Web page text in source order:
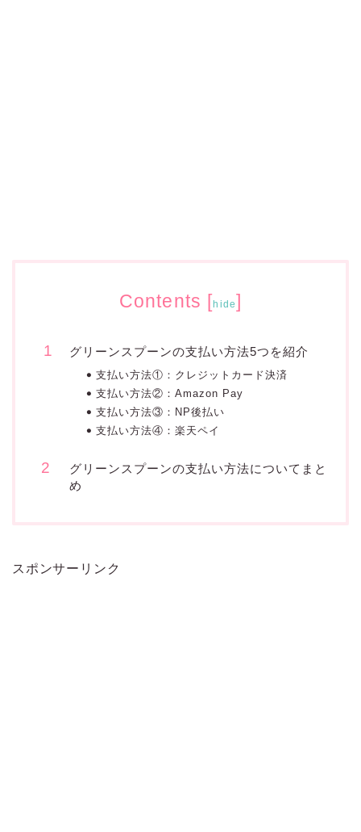
Contents [hide]
グリーンスプーンの支払い方法5つを紹介
支払い方法①：クレジットカード決済
支払い方法②：Amazon Pay
支払い方法③：NP後払い
支払い方法④：楽天ペイ
グリーンスプーンの支払い方法についてまと
め
スポンサーリンク